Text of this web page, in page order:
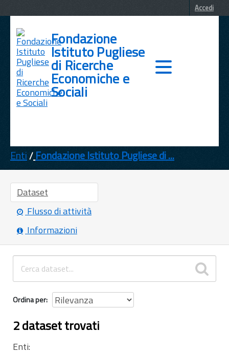
Accedi
Fondazione
Istituto Pugliese
di Ricerche
Economiche e
Sociali
TEMI
INFORMAZIONI
Enti Fondazione Istituto Pugliese di ...
Dataset
Flusso di attività
Informazioni
Ordina per
2 dataset trovati
Enti: